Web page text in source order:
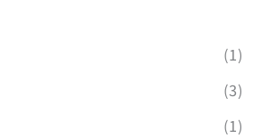
(1)
(3)
(1)